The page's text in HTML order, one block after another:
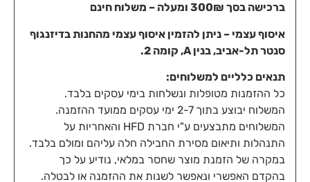
ברכישה בסך 300₪ ומעלה – משלוח חינם
איסוף עצמי – ניתן להזמין איסוף עצמי מהחנות בדיזנגוף
סנטר תל-אביב, בנין A, קומה 2.
תנאים כלליים למשלוחים:
כל ההזמנות מטופלות ונשלחות בימי עסקים בלבד.
המשלוח יבוצע בתוך 2-7 ימי עסקים ממועד ההזמנה.
המשלוחים מתבצעים ע"י חברת HFD והאחריות על
התנהלות ותיאום מסירת החבילה חלה עליהם ומולם בלבד.
במקרה של הזמנת מוצר שחסר במלאי, נודיע על כך
בהקדם האפשרי ונאפשר לשנות את ההזמנה או לבטלה.